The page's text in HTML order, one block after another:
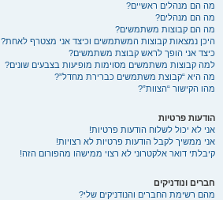
מה הם מנהלים ראשיים?
מה הם מנהלים?
מה הם קבוצות משתמשים?
היכן נמצאות קבוצות המשתמשים וכיצד אני מצטרף לאחת?
כיצד אני הופך לראש קבוצת משתמשים?
למה קבוצות משתמשים מסוימות מופיעות בצבעים שונים?
מה היא “קבוצת משתמשים כברירת מחדל”?
מהו הקישור “הצוות”?
הודעות פרטיות
אני לא יכול לשלוח הודעות פרטיות!
אני ממשיך לקבל הודעות פרטיות לא רצויות!
קיבלתי דואר אלקטרוני לא רצוי ממישהו מהפורום הזה!
חברים ונודניקים
מהם רשימת החברים והנודניקים שלי?